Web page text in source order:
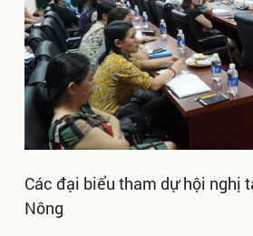
Các đại biểu tham dự hội nghị
Nông